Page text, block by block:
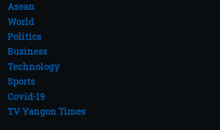
Asean
World
Politics
Business
Technology
Sports
Covid-19
TV Yangon Times